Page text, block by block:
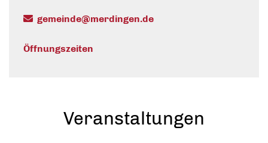
gemeinde@merdingen.de
Öffnungszeiten
Veranstaltungen